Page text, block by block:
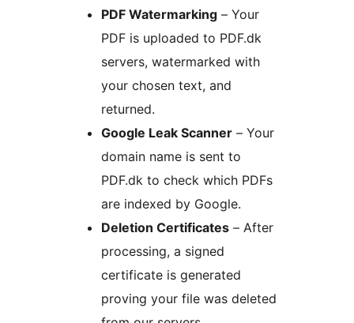
PDF Watermarking – Your
PDF is uploaded to PDF.dk
servers, watermarked with
your chosen text, and
returned.
Google Leak Scanner – Your
domain name is sent to
PDF.dk to check which PDFs
are indexed by Google.
Deletion Certificates – After
processing, a signed
certificate is generated
proving your file was deleted